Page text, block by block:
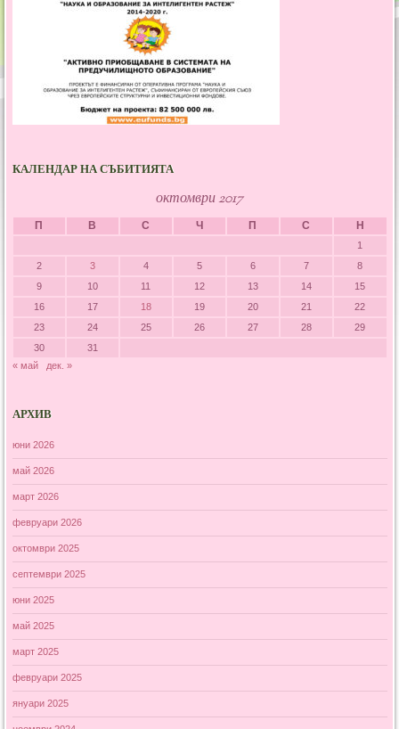
КАЛЕНДАР НА СЪБИТИЯТА
октомври 2017
П В С Ч П С Н
1
2
3 4 5 6 7
8
9
10 11 12 13 14
15
16
17 18 19 20 21
22
23
24 25 26 27 28
29
30
31
« май
дек. »
АРХИВ
юни 2026
май 2026
март 2026
февруари 2026
октомври 2025
септември 2025
юни 2025
май 2025
март 2025
февруари 2025
януари 2025